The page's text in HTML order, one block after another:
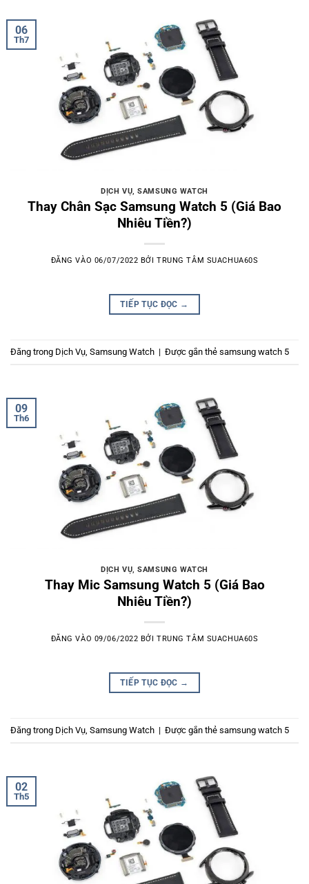
06
Th7
DỊCH VỤ ,SAMSUNG WATCH
Thay Chân Sạc Samsung Watch 5 (Giá Bao
Nhiêu Tiền?)
ĐĂNG VÀO 06/07/2022 BỞITRUNG TÂM SUACHUA60S
TIẾP TỤC ĐỌC →
Đăng trong Dịch Vụ Samsung Watch | Được gắn thẻ samsung watch 5
09
Th6
DỊCH VỤ,SAMSUNG WATCH
Thay Mic Samsung Watch 5 (Giá Bao
Nhiêu Tiền?)
ĐĂNG VÀO 09/06/2022 BỞITRUNG TÂM SUACHUA60S
TIẾP TỤC ĐỌC →
Đăng trong Dịch Vụ Samsung Watch | Được gắn thẻ samsung watch 5
02
Th5